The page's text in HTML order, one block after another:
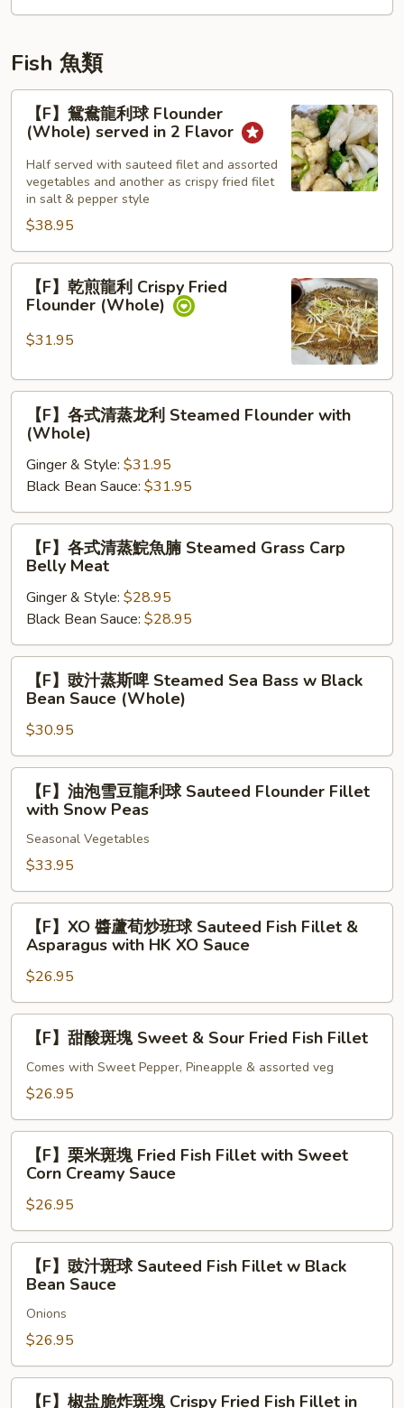
&
Pepper
Crispy
Seafood
Combo
Fish 魚類
【F】
Flounder
(Whole)
served
Flavor
【F】鴛鴦龍利球 Flounder
(Whole) served in 2 Flavor
Half served with sauteed filet and assorted
vegetables and another as crispy fried filet
in salt & pepper style
$38.95
【F】
Crispy
Fried
Flounder
(Whole)
【F】乾煎龍利 Crispy Fried
Flounder (Whole)
$31.95
【F】
龙
利
Steamed
Flounder
with
(Whole)
【F】各式清蒸龙利 Steamed Flounder with
(Whole)
Ginger & Style: $31.95
Black Bean Sauce: $31.95
【F】
鯇
魚
Steamed
Grass
Carp
Belly
Meat
【F】各式清蒸鯇魚腩 Steamed Grass Carp
Belly Meat
Ginger & Style: $28.95
Black Bean Sauce: $28.95
【F】
斯
啤
Steamed
Sea
Bass
Black
Bean
Sauce
(Whole)
【F】豉汁蒸斯啤 Steamed Sea Bass w Black
Bean Sauce (Whole)
$30.95
【F】
龍
利
Sauteed
Flounder
Fillet
with
Snow
Peas
【F】油泡雪豆龍利球 Sauteed Flounder Fillet
with Snow Peas
Seasonal Vegetables
$33.95
【F】
荀
炒
Sauteed
Fillet
Asparagus
with
HK
XO
Sauce
【F】XO 醬蘆荀炒班球 Sauteed Fish Fillet &
Asparagus with HK XO Sauce
$26.95
【F】
Sweet
Sour
Fried
Fillet
【F】甜酸斑塊 Sweet & Sour Fried Fish Fillet
Comes with Sweet Pepper, Pineapple & assorted veg
$26.95
【F】
塊
Fried
Fillet
with
Sweet
Corn
Creamy
Sauce
【F】栗米斑塊 Fried Fish Fillet with Sweet
Corn Creamy Sauce
$26.95
【F】
Sauteed
Fish
【F】豉汁斑球 Sauteed Fish Fillet w Black
Bean Sauce
Onions
$26.95
【F】
【F】椒盐脆炸斑塊 Crispy Fried Fish Fillet in